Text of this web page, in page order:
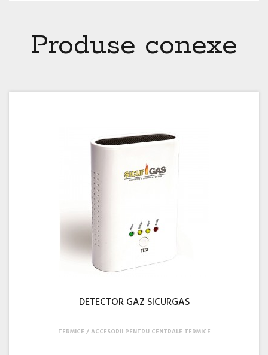
Produse conexe
DETECTOR GAZ SICURGAS
TERMICE ACCESORII PENTRU CENTRALE TERMICE